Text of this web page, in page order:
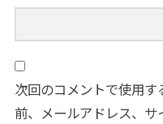
次回のコメントで使用
前、メールアドレス、サ